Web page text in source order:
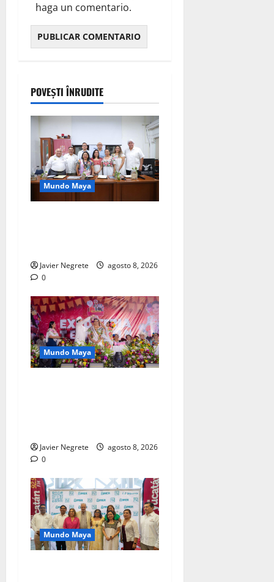
haga un comentario.
POVEȘTI ÎNRUDITE
Mundo Maya
Javier Negrete
agosto 8, 2026
0
Mundo Maya
Javier Negrete
agosto 8, 2026
0
Mundo Maya